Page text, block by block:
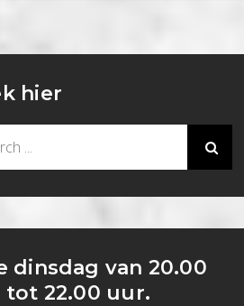
hier
dinsdag van 20.00
tot 22.00 uur.